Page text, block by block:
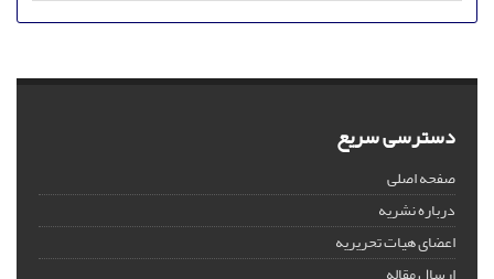
دسترسی سریع
صفحه اصلی
درباره نشریه
اعضای هیات تحریریه